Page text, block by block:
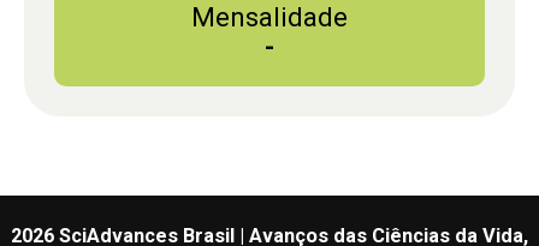
Mensalidade
-
2026 SciAdvances Brasil | Avanços das Ciências da Vida,